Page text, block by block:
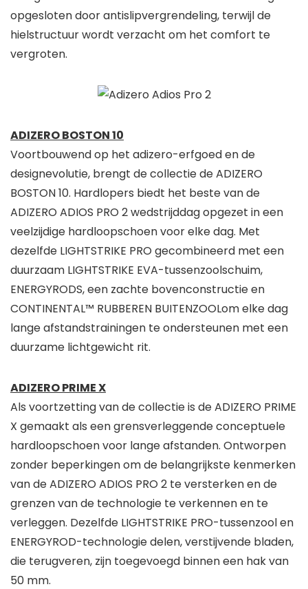
opgesloten door antislipvergrendeling, terwijl de
hielstructuur wordt verzacht om het comfort te
vergroten.
ADIZERO BOSTON 10
Voortbouwend op het adizero-erfgoed en de
designevolutie, brengt de collectie de ADIZERO
BOSTON 10. Hardlopers biedt het beste van de
ADIZERO ADIOS PRO 2wedstrijddag opgezet in een
veelzijdige hardloopschoen voor elke dag. Met
dezelfde LIGHTSTRIKE PRO gecombineerd met een
duurzaam LIGHTSTRIKE EVA-tussenzoolschuim,
ENERGYRODS, een zachte bovenconstructie en
CONTINENTAL™ RUBBEREN BUITENZOOLom elke dag
lange afstandstrainingen te ondersteunen met een
duurzame lichtgewicht rit.
ADIZERO PRIME X
Als voortzetting van de collectie is de ADIZERO PRIME
X gemaakt als een grensverleggende conceptuele
hardloopschoen voor lange afstanden. Ontworpen
zonder beperkingen om de belangrijkste kenmerken
van de ADIZERO ADIOS PRO 2 te versterken en de
grenzen van de technologie te verkennen en te
verleggen. Dezelfde LIGHTSTRIKE PRO-tussenzool en
ENERGYROD-technologie delen, verstijvende bladen,
die terugveren, zijn toegevoegd binnen een hak van
50 mm.